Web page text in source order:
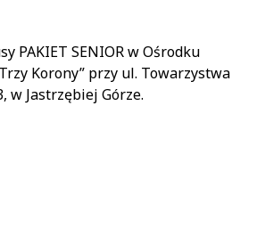
PAKIET SENIOR w Ośrodku
Korony” przy ul. Towarzystwa
w Jastrzębiej Górze.